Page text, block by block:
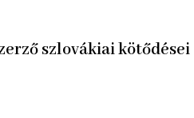
szlovákiai kötődései